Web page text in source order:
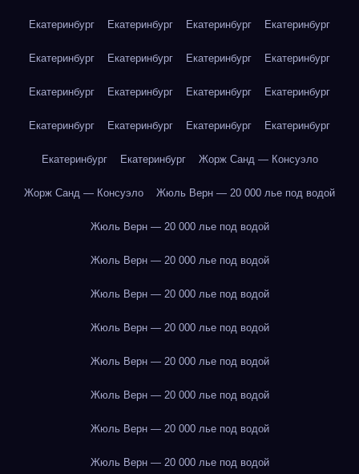
Екатеринбург Екатеринбург Екатеринбург Екатеринбург
Екатеринбург Екатеринбург Екатеринбург Екатеринбург
Екатеринбург Екатеринбург Екатеринбург Екатеринбург
Екатеринбург Екатеринбург Екатеринбург Екатеринбург
Екатеринбург Екатеринбург Жорж Санд — Консуэло
Жорж Санд — Консуэло Жюль Верн — 20 000 лье под водой
Жюль Верн — 20 000 лье под водой
Жюль Верн — 20 000 лье под водой
Жюль Верн — 20 000 лье под водой
Жюль Верн — 20 000 лье под водой
Жюль Верн — 20 000 лье под водой
Жюль Верн — 20 000 лье под водой
Жюль Верн — 20 000 лье под водой
Жюль Верн — 20 000 лье под водой